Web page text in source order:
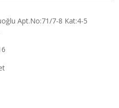
Apt.No:71/7-8 Kat:4-5